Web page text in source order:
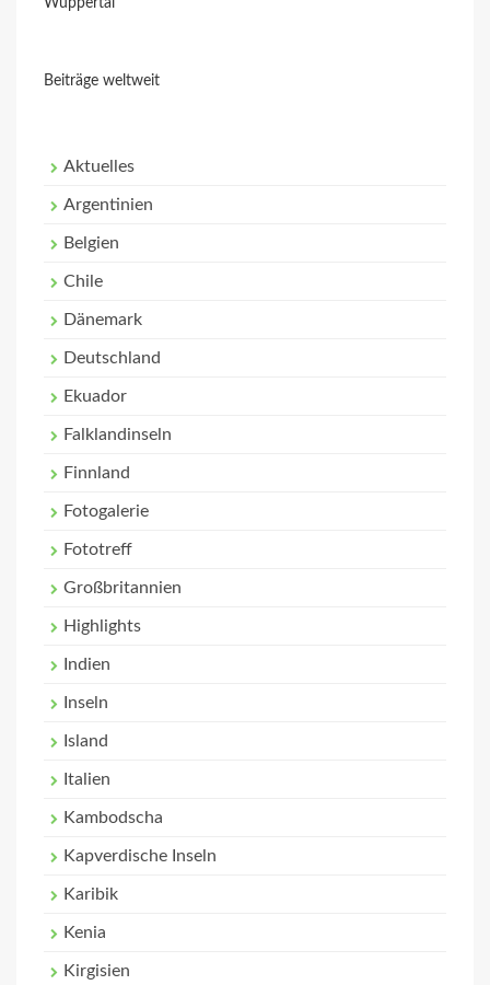
Wuppertal
Beiträge weltweit
Aktuelles
Argentinien
Belgien
Chile
Dänemark
Deutschland
Ekuador
Falklandinseln
Finnland
Fotogalerie
Fototreff
Großbritannien
Highlights
Indien
Inseln
Island
Italien
Kambodscha
Kapverdische Inseln
Karibik
Kenia
Kirgisien